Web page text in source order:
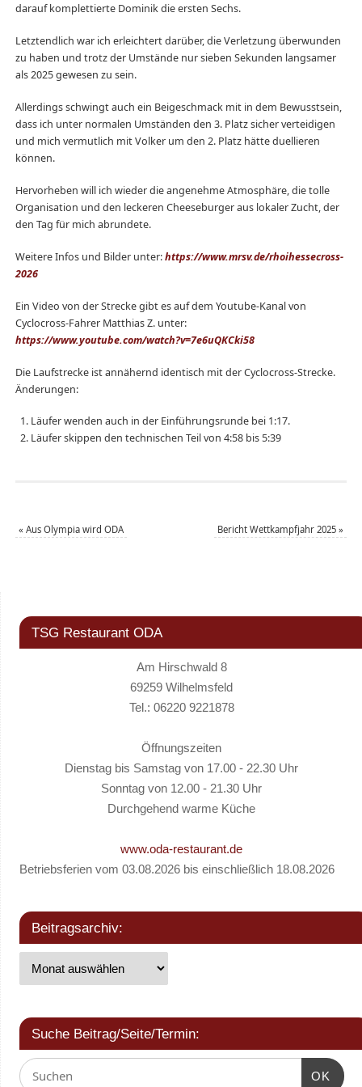
darauf komplettierte Dominik die ersten Sechs.
Letztendlich war ich erleichtert darüber, die Verletzung überwunden
zu haben und trotz der Umstände nur sieben Sekunden langsamer
als 2025 gewesen zu sein.
Allerdings schwingt auch ein Beigeschmack mit in dem Bewusstsein,
dass ich unter normalen Umständen den 3. Platz sicher verteidigen
und mich vermutlich mit Volker um den 2. Platz hätte duellieren
können.
Hervorheben will ich wieder die angenehme Atmosphäre, die tolle
Organisation und den leckeren Cheeseburger aus lokaler Zucht, der
den Tag für mich abrundete.
Weitere Infos und Bilder unter:https://www.mrsv.de/rhoihessecross-
2026
Ein Video von der Strecke gibt es auf dem Youtube-Kanal von
Cyclocross-Fahrer Matthias Z. unter:
https://www.youtube.com/watch?v=7e6uQKCki58
Die Laufstrecke ist annähernd identisch mit der Cyclocross-Strecke.
Änderungen:
Läufer wenden auch in der Einführungsrunde bei 1:17.
Läufer skippen den technischen Teil von 4:58 bis 5:39
« Aus Olympia wird ODA Bericht Wettkampfjahr 2025»
TSG Restaurant ODA
Am Hirschwald 8
69259 Wilhelmsfeld
Tel.: 06220 9221878
Öffnungszeiten
Dienstag bis Samstag von 17.00 - 22.30 Uhr
Sonntag von 12.00 - 21.30 Uhr
Durchgehend warme Küche
www.oda-restaurant.de
Betriebsferien vom 03.08.2026 bis einschließlich 18.08.2026
Beitragsarchiv:
Suche Beitrag/Seite/Termin:
OK